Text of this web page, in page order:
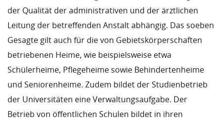
der Qualität der administrativen und der ärztlichen
Leitung der betreffenden Anstalt abhängig. Das soeben
Gesagte gilt auch für die von Gebietskörperschaften
betriebenen Heime, wie beispielsweise etwa
Schülerheime, Pflegeheime sowie Behindertenheime
und Seniorenheime. Zudem bildet der Studienbetrieb
der Universitäten eine Verwaltungsaufgabe. Der
Betrieb von öffentlichen Schulen bildet in ihren